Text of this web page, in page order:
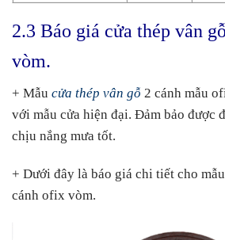
2.3 Báo giá cửa thép vân
vòm.
+ Mẫu cửa thép vân gỗ 2 cánh mẫu
với mẫu cửa hiện đại. Đảm bảo được
chịu nắng mưa tốt.
+ Dưới đây là báo giá chi tiết cho
cánh ofix vòm.